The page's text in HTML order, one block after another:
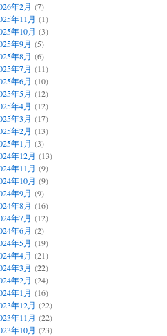
年2月 (7)
年11月 (1)
年10月 (3)
年9月 (5)
年8月 (6)
年7月 (11)
年6月 (10)
年5月 (12)
年4月 (12)
年3月 (17)
年2月 (13)
年1月 (3)
年12月 (13)
年11月 (9)
年10月 (9)
年9月 (9)
年8月 (16)
年7月 (12)
年6月 (2)
年5月 (19)
年4月 (21)
年3月 (22)
年2月 (24)
年1月 (16)
年12月 (22)
年11月 (22)
年10月 (23)